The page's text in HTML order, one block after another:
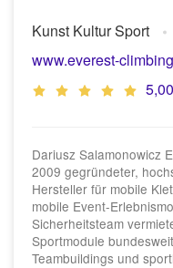
Kunst Kultur Sport
www.everest-
Dariusz Salamonowicz
2009 gegründeter,
Hersteller für mobile
mobile Event-
Sicherheitsteam
Sportmodule
Teambuildings und